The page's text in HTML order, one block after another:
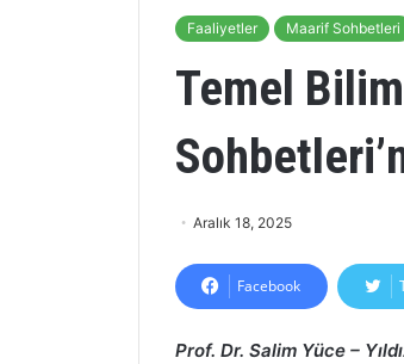
Faaliyetler Maarif Sohbetleri
Temel
Aralık 18, 2025
Facebook
Prof. Dr. Salim Yüce –